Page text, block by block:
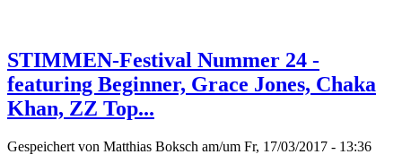
STIMMEN-Festival Nummer 24 -
featuring Beginner, Grace Jones, Chaka
Khan, ZZ Top...
Gespeichert von Matthias Boksch am/um Fr, 17/03/2017 - 13:36